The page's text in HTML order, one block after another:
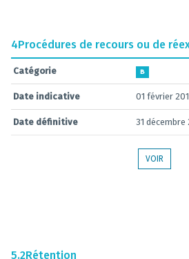
4Procédures de recours ou de
Catégorie B
Date indicative 01 février
Date définitive 31 décembre
VOIR
5.2Rétention